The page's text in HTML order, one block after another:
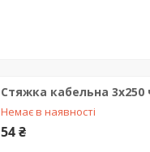
Стяжка кабельна 3x250
Немає в наявності
54 ₴